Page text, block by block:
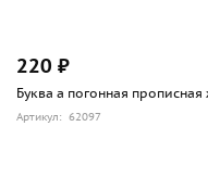
220 ₽
Буква а погонная
Артикул: 62097